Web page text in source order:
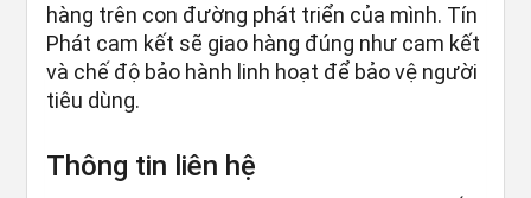
hàng trên con đường phát triển của mình. Tín
Phát cam kết sẽ giao hàng đúng như cam kết
và chế độ bảo hành linh hoạt để bảo vệ người
tiêu dùng.
Thông tin liên hệ